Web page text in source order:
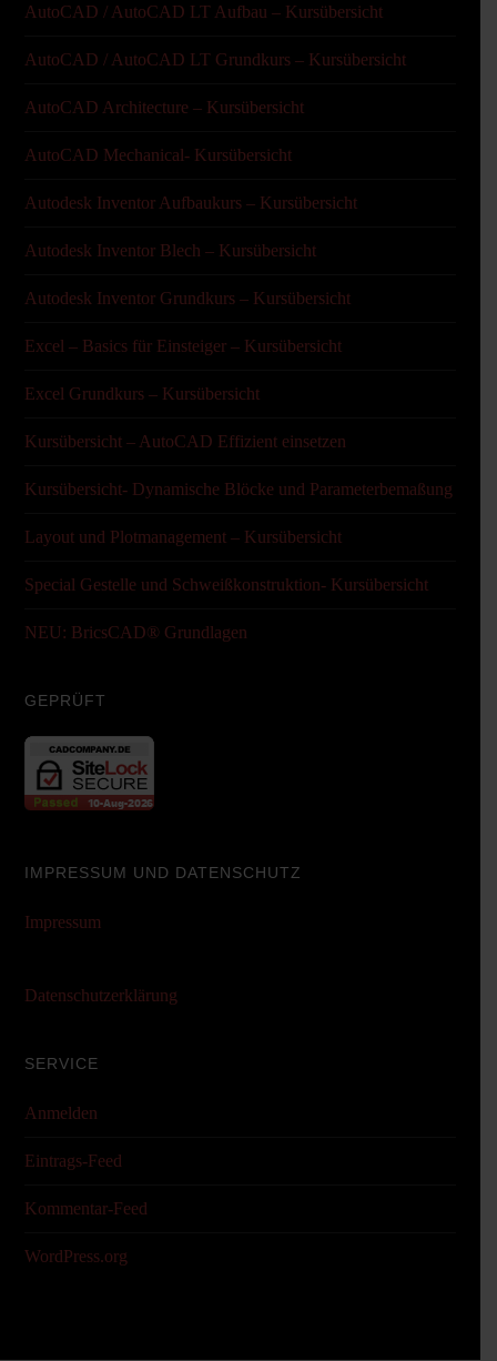
AutoCAD / AutoCAD LT Aufbau – Kursübersicht
AutoCAD / AutoCAD LT Grundkurs – Kursübersicht
AutoCAD Architecture – Kursübersicht
AutoCAD Mechanical- Kursübersicht
Autodesk Inventor Aufbaukurs – Kursübersicht
Autodesk Inventor Blech – Kursübersicht
Autodesk Inventor Grundkurs – Kursübersicht
Excel – Basics für Einsteiger – Kursübersicht
Excel Grundkurs – Kursübersicht
Kursübersicht – AutoCAD Effizient einsetzen
Kursübersicht- Dynamische Blöcke und Parameterbemaßung
Layout und Plotmanagement – Kursübersicht
Special Gestelle und Schweißkonstruktion- Kursübersicht
NEU: BricsCAD® Grundlagen
GEPRÜFT
IMPRESSUM UND DATENSCHUTZ
Impressum
Datenschutzerklärung
SERVICE
Anmelden
Eintrags-Feed
Kommentar-Feed
WordPress.org